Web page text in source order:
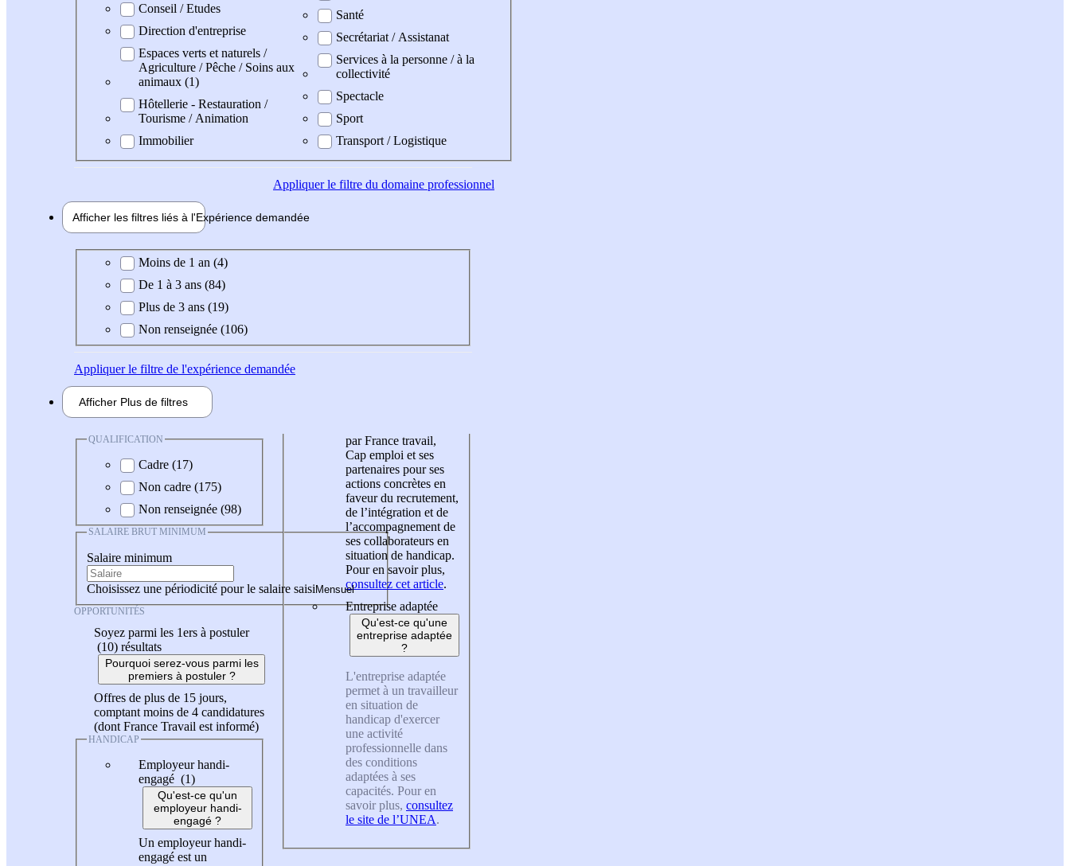
Conseil / Etudes
Direction d'entreprise
Espaces verts et naturels /
Agriculture / Pêche / Soins aux
animaux (1)
Hôtellerie - Restauration /
Tourisme / Animation
Immobilier
Santé
Secrétariat / Assistanat
Services à la personne / à la
collectivité
Spectacle
Sport
Transport / Logistique
Appliquerle filtre du domaine professionnel
Afficher les filtres liés à l'Expérience demandée
Expérience demandée
Moins de 1 an (4)
De 1 à 3 ans (84)
Plus de 3 ans (19)
Non renseignée (106)
Appliquerle filtre de l'expérience demandée
Afficher Plus de filtres
QUALIFICATION
Cadre (17)
Non cadre (175)
Non renseignée (98)
SALAIRE BRUT MINIMUM
Salaire minimum
Choisissez une périodicité pour le salaire saisi
OPPORTUNITÉS
Soyez parmi les 1ers à postuler
(10) résultats
Pourquoi serez-vous parmi les
premiers à postuler ?
Offres de plus de 15 jours,
comptant moins de 4 candidatures
(dont France Travail est informé)
HANDICAP
Employeur handi-
engagé (1)
Qu'est-ce qu'un
employeur handi-
engagé ?
Un employeur handi-
engagé est un
par France travail,
Cap emploi et ses
partenaires pour ses
actions concrètes en
faveur du recrutement,
de l’intégration et de
l’accompagnement de
ses collaborateurs en
situation de handicap.
Pour en savoir plus,
consultez cet article.
Entreprise adaptée
Qu'est-ce qu'une
entreprise adaptée
?
L'entreprise adaptée
permet à un travailleur
en situation de
handicap d'exercer
une activité
professionnelle dans
des conditions
adaptées à ses
capacités. Pour en
savoir plus, consultez
le site de l’UNEA.